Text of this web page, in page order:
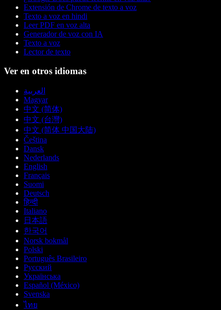
Extensión de Chrome de texto a voz
Texto a voz en hindi
Leer PDF en voz alta
Generador de voz con IA
Texto a voz
Lector de texto
Ver en otros idiomas
العربية
Magyar
中文 (简体)
中文 (台灣)
中文 (简体 中国大陆)
Čeština
Dansk
Nederlands
English
Français
Suomi
Deutsch
हिन्दी
Italiano
日本語
한국어
Norsk bokmål
Polski
Português Brasileiro
Русский
Українська
Español (México)
Svenska
ไทย